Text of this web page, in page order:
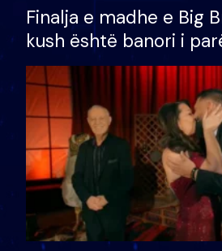
Finalja e madhe e Big
kush është banori i
shtëpinë dhe humb
të fituar çmimin e